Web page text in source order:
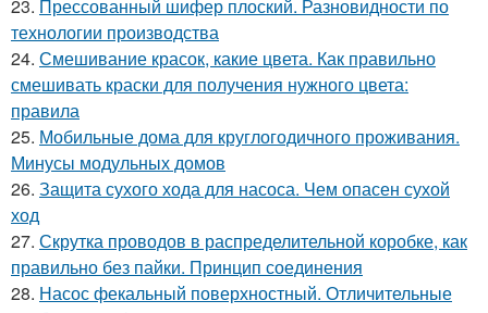
23. Прессованный шифер плоский. Разновидности по
технологии производства
24. Смешивание красок, какие цвета. Как правильно
смешивать краски для получения нужного цвета:
правила
25. Мобильные дома для круглогодичного проживания.
Минусы модульных домов
26. Защита сухого хода для насоса. Чем опасен сухой
ход
27. Скрутка проводов в распределительной коробке, как
правильно без пайки. Принцип соединения
28. Насос фекальный поверхностный. Отличительные